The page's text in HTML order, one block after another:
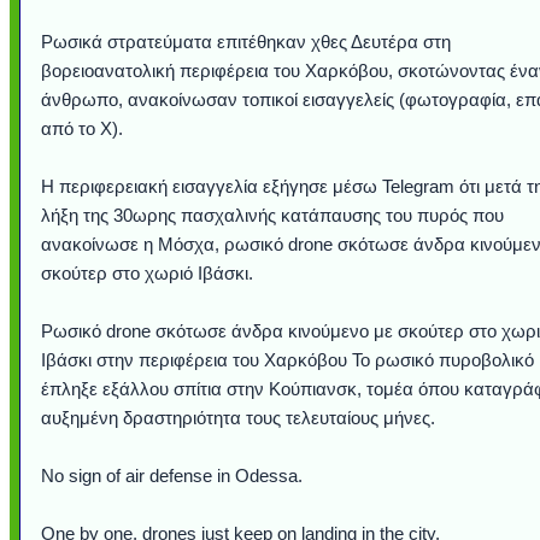
Ρωσικά στρατεύματα επιτέθηκαν χθες Δευτέρα στη
βορειοανατολική περιφέρεια του Χαρκόβου, σκοτώνοντας
άνθρωπο, ανακοίνωσαν τοπικοί εισαγγελείς (φωτογραφία,
από το Χ).
Η περιφερειακή εισαγγελία εξήγησε μέσω Telegram ότι μετά
λήξη της 30ωρης πασχαλινής κατάπαυσης του πυρός που
ανακοίνωσε η Μόσχα, ρωσικό drone σκότωσε άνδρα
σκούτερ στο χωριό Ιβάσκι.
Ρωσικό drone σκότωσε άνδρα κινούμενο με σκούτερ στο
Ιβάσκι στην περιφέρεια του Χαρκόβου Το ρωσικό πυροβολικό
έπληξε εξάλλου σπίτια στην Κούπιανσκ, τομέα όπου
αυξημένη δραστηριότητα τους τελευταίους μήνες.
No sign of air defense in Odessa.
One by one, drones just keep on landing in the city.
τα μαλλιά
Σταθμός: Ο
το παράθυρό
καταιγίδα
από
στην
Αθήνας από το
που κάνει το
φωτίσει τη Γη
κι απ' το
λεοπάρδαλη
μωρό
Νορβηγία που